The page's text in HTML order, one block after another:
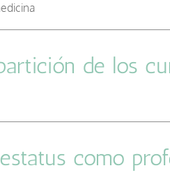
de los
como